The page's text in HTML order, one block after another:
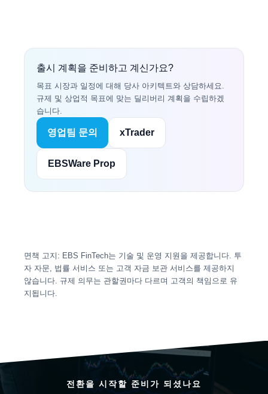
출시 계획을 준비하고 계신가요?
목표 시장과 일정에 대해 당사 아키텍트와 상담하세요.
규제 및 상업적 목표에 맞는 딜리버리 계획을 수립하겠
습니다.
영업팀 문의 xTrader
EBSWare Prop
면책 고지: EBS FinTech는 기술 및 운영 지원을 제공합니다. 투
자 자문, 법률 서비스 또는 고객 자금 보관 서비스를 제공하지
않습니다. 규제 의무는 관할권마다 다르며 고객의 책임으로 유
지됩니다.
전환을 시작할 준비가 되셨나요